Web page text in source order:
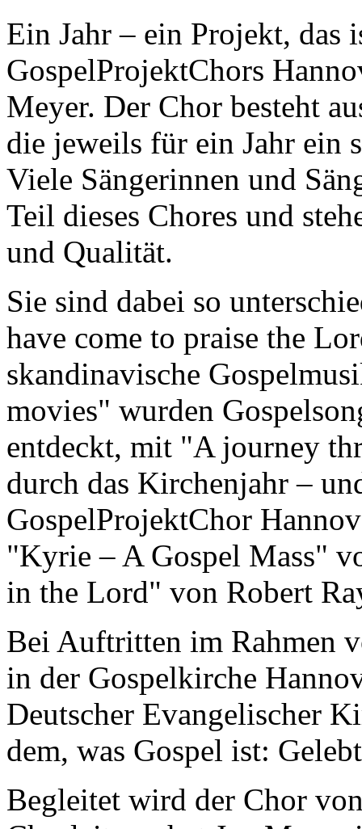
Ein Jahr – ein Projekt, das
GospelProjektChors
Meyer. Der Chor besteht
die jeweils für ein Jahr ein
Viele Sängerinnen und
Teil dieses Chores und
und Qualität.
Sie sind dabei so
have come to praise the
skandinavische
movies" wurden
entdeckt, mit "A journey
durch das Kirchenjahr –
GospelProjektChor
"Kyrie – A Gospel Mass"
in the Lord" von Robert
Bei Auftritten im Rahmen
in der Gospelkirche
Deutscher Evangelischer
dem, was Gospel ist:
Begleitet wird der Chor